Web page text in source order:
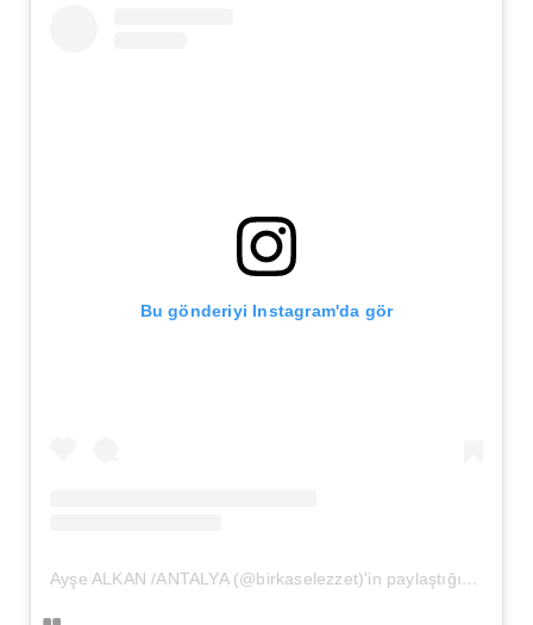
Bu gönderiyi Instagram'da gör
Ayşe ALKAN /ANTALYA (@birkaselezzet)'in paylaştığı bir gönderi